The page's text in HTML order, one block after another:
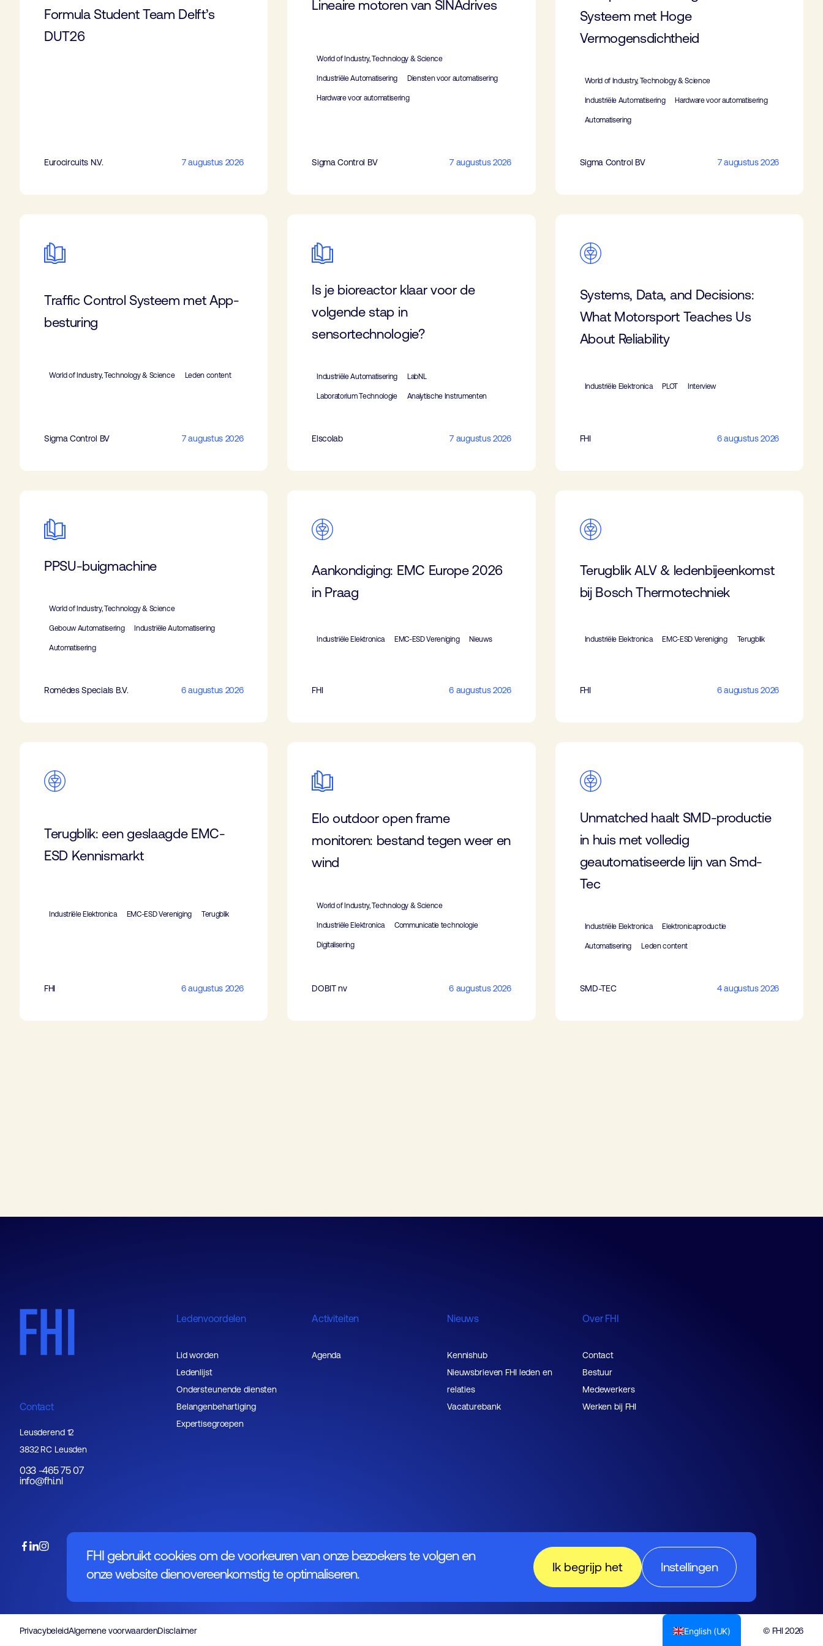
FHI gebruikt cookies om de voorkeuren van onze bezoekers te volgen en
onze website dienovereenkomstig te optimaliseren.
Instellingen
Ik begrijp het
Formula Student Team Delft’s
DUT26
Eurocircuits N.V. 7 augustus 2026
Lineaire motoren van SINAdrives
World of Industry, Technology & Science
Industriële Automatisering Diensten voor automatisering
Hardware voor automatisering
Sigma Control BV 7 augustus 2026
Systeem met Hoge
Vermogensdichtheid
World of Industry, Technology & Science
Industriële Automatisering Hardware voor automatisering
Automatisering
Sigma Control BV 7 augustus 2026
Traffic Control Systeem met App-
besturing
World of Industry, Technology & Science Leden content
Sigma Control BV 7 augustus 2026
Is je bioreactor klaar voor de
volgende stap in
sensortechnologie?
Industriële Automatisering LabNL
Laboratorium Technologie Analytische Instrumenten
Elscolab 7 augustus 2026
Systems, Data, and Decisions:
What Motorsport Teaches Us
About Reliability
Industriële Elektronica PLOT Interview
FHI 6 augustus 2026
PPSU-buigmachine
World of Industry, Technology & Science
Gebouw Automatisering Industriële Automatisering
Automatisering
Romédes Specials B.V. 6 augustus 2026
Aankondiging: EMC Europe 2026
in Praag
Industriële Elektronica EMC-ESD Vereniging Nieuws
FHI 6 augustus 2026
Terugblik ALV & ledenbijeenkomst
bij Bosch Thermotechniek
Industriële Elektronica EMC-ESD Vereniging Terugblik
FHI 6 augustus 2026
Terugblik: een geslaagde EMC-
ESD Kennismarkt
Industriële Elektronica EMC-ESD Vereniging Terugblik
FHI 6 augustus 2026
Elo outdoor open frame
monitoren: bestand tegen weer en
wind
World of Industry, Technology & Science
Industriële Elektronica Communicatie technologie
Digitalisering
DOBIT nv 6 augustus 2026
Unmatched haalt SMD-productie
in huis met volledig
geautomatiseerde lijn van Smd-
Tec
Industriële Elektronica Elektronicaproductie
Automatisering Leden content
SMD-TEC 4 augustus 2026
Contact
Leusderend 12
3832 RC Leusden
033 -465 75 07
info@fhi.nl
Ledenvoordelen
Lid worden
Ledenlijst
Ondersteunende diensten
Belangenbehartiging
Expertisegroepen
Activiteiten
Agenda
Nieuws
Kennishub
Nieuwsbrieven FHI leden en
relaties
Vacaturebank
Over FHI
Contact
Bestuur
Medewerkers
Werken bij FHI
PrivacybeleidAlgemene voorwaardenDisclaimer © FHI 2026
English (UK)